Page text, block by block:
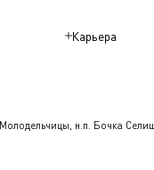
Карьера
н.п. Бочка